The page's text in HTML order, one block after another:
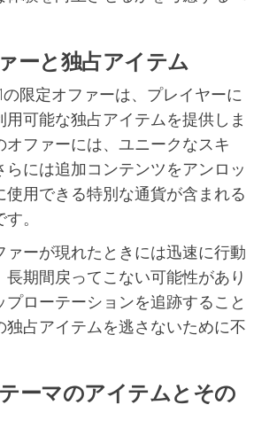
ーと独占アイテム
11の限定オファーは、プレイヤーに
用可能な独占アイテムを提供しま
オファーには、ユニークなスキ
らには追加コンテンツをアンロッ
使用できる特別な通貨が含まれる
。
ァーが現れたときには迅速に行動
長期間戻ってこない可能性があり
プローテーションを追跡すること
独占アイテムを逃さないために不
ーマのアイテムとその